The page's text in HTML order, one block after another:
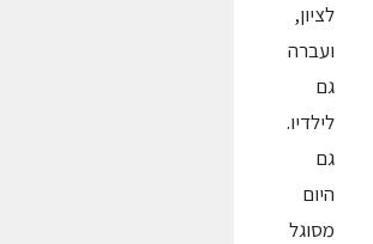
לציון,
ועברה
גם
לילדיו.
גם
היום
מסוגל